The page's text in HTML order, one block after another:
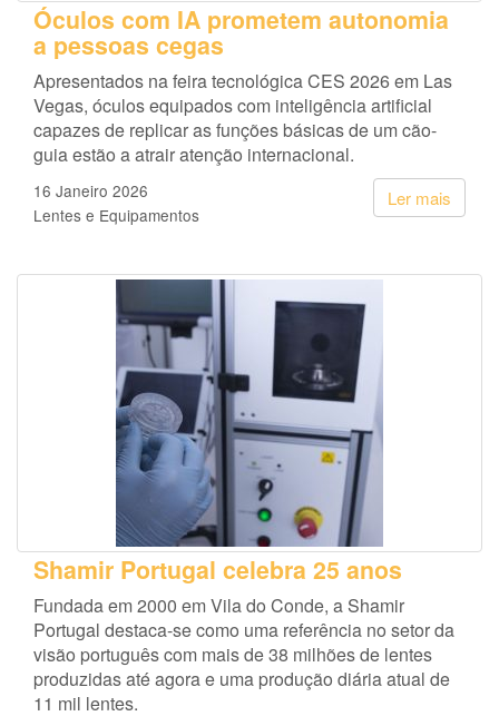
Óculos com IA prometem autonomia
a pessoas cegas
Apresentados na feira tecnológica CES 2026 em Las
Vegas, óculos equipados com inteligência artificial
capazes de replicar as funções básicas de um cão-
guia estão a atrair atenção internacional.
Ler mais
16 Janeiro 2026
Lentes e Equipamentos
Shamir Portugal celebra 25 anos
Fundada em 2000 em Vila do Conde, a Shamir
Portugal destaca-se como uma referência no setor da
visão português com mais de 38 milhões de lentes
produzidas até agora e uma produção diária atual de
11 mil lentes.